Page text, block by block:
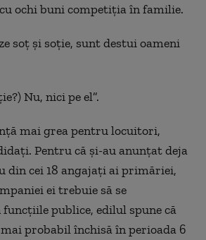
ochi buni competiţia în familie.
soţ şi soţie, sunt destui oameni
Nu, nici pe el”.
mai grea pentru locuitori,
Pentru că şi-au anunţat deja
din cei 18 angajaţi ai primăriei,
ei trebuie să se
publice, edilul spune că
probabil închisă în perioada 6